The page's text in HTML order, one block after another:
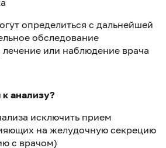
определиться с дальнейшей
обследование
лечение или наблюдение врача
к анализу?
исключить прием
на желудочную секрецию
с врачом)